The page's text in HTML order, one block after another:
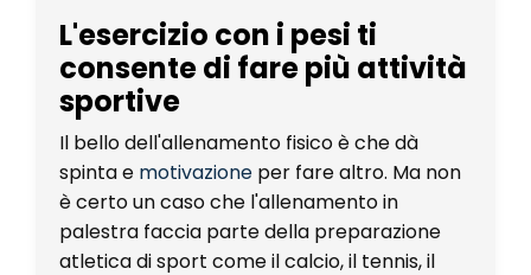
L'esercizio con i pesi ti
consente di fare più attività
sportive
Il bello dell'allenamento fisico è che dà
spinta e motivazione per fare altro. Ma non
è certo un caso che l'allenamento in
palestra faccia parte della preparazione
atletica di sport come il calcio, il tennis, il